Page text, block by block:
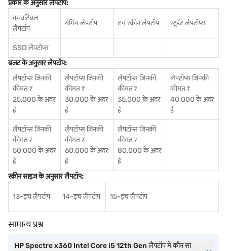
प्रकार के अनुसार लैपटॉप:
कन्वर्टिबल
लैपटॉप
गेमिंग लैपटॉप टच स्क्रीन लैपटॉप स्टूडेंट लैपटॉप्स
SSD लैपटॉप्स
बजट के अनुसार लैपटॉप:
लैपटॉप्स जिनकी
कीमत ₹
25,000 के अंदर
है
लैपटॉप्स जिनकी
कीमत ₹
30,000 के अंदर
है
लैपटॉप्स जिनकी
कीमत ₹
35,000 के अंदर
है
लैपटॉप्स जिनकी
कीमत ₹
40,000 के अंदर
है
लैपटॉप्स जिनकी
कीमत ₹
50,000 के अंदर
है
लैपटॉप्स जिनकी
कीमत ₹
60,000 के अंदर
है
लैपटॉप्स जिनकी
कीमत ₹
80,000 के अंदर
है
स्क्रीन साइज़ के अनुसार लैपटॉप:
13-इंच लैपटॉप 14-इंच लैपटॉप 15-इंच लैपटॉप
सामान्य प्रश्न
HP Spectre x360 Intel Core i5 12th Gen लैपटॉप में कौन सा